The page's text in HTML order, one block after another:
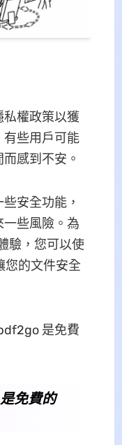
私權政策以獲
些用戶可能
感到不安。
安全功能，
些風險。為
驗，您可以使
您的文件安全
是免費
免費的